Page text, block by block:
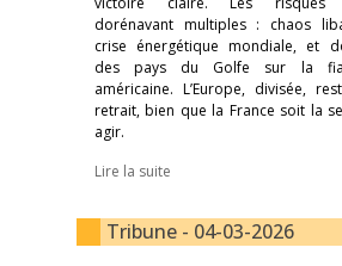
dorénavant multiples : chaos
crise énergétique mondiale, et
des pays du Golfe sur la
américaine. L’Europe, divisée,
retrait, bien que la France soit la
agir.
Lire la suite
Tribune - 04-03-2026